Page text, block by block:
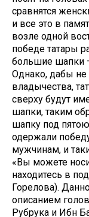
сравнятся
и все это в
возле одной
победе татары
большие шапки
Однако, дабы не
владычества,
сверху будут
шапки, таким
шапку под
одержали
мужчинам, и
«Вы можете
находитесь в
Горелова).
описанием
Рубрука и Ибн